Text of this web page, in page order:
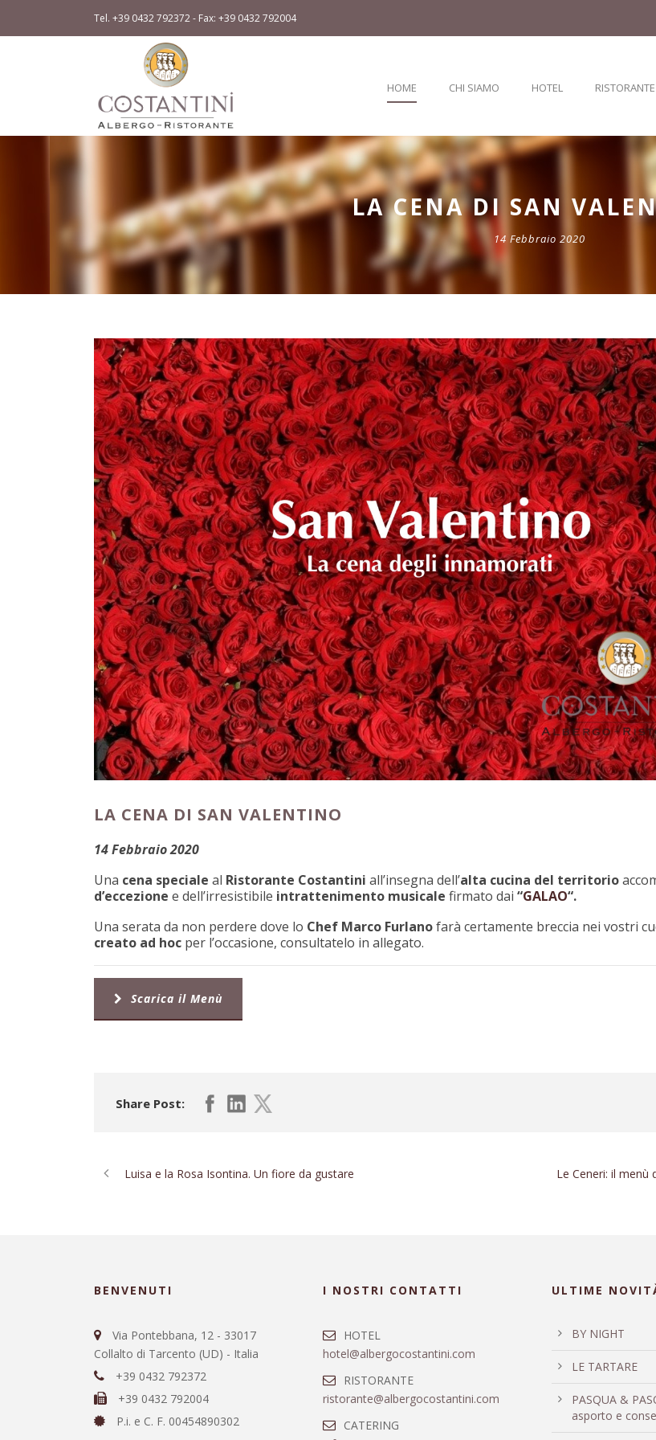
Tel. +39 0432 792372 - Fax: +39 0432 792004
HOME CHI SIAMO HOTEL RISTORANTE
LA CENA DI SAN
14 Febbraio 2020
LA CENA DI SAN VALENTINO
14 Febbraio 2020
Una cena speciale al Ristorante Costantini all’insegna dell’alta cucina del territorio
d’eccezione e dell’irresistibile intrattenimento musicale firmato dai “GALAO“.
Una serata da non perdere dove lo Chef Marco Furlanofarà certamente breccia nei vostri
creato ad hoc per l’occasione, consultatelo in allegato.
Scarica il Menù
Share Post:
Luisa e la Rosa Isontina. Un fiore da gustare Le Ceneri: il menù
BENVENUTI
Via Pontebbana, 12 - 33017
Collalto di Tarcento (UD) - Italia
+39 0432 792372
+39 0432 792004
P.i. e C. F. 00454890302
I NOSTRI CONTATTI
HOTEL
hotel@albergocostantini.com
RISTORANTE
ristorante@albergocostantini.com
CATERING
ULTIME
BY NIGHT
LE TARTARE
PASQUA &
asporto e